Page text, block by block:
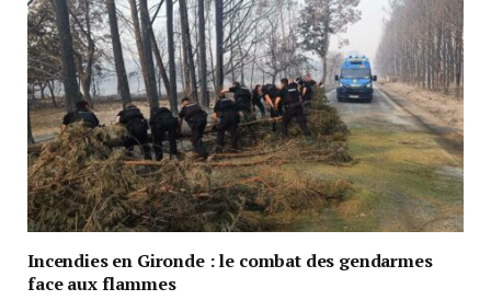
Incendies en Gironde : le combat des gendarmes
face aux flammes